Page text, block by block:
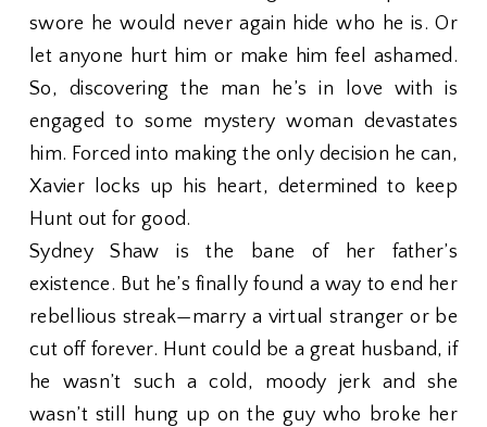
swore he would never again hide who he is. Or
let anyone hurt him or make him feel ashamed.
So, discovering the man he’s in love with is
engaged to some mystery woman devastates
him. Forced into making the only decision he can,
Xavier locks up his heart, determined to keep
Hunt out for good.
Sydney Shaw is the bane of her father’s
existence. But he’s finally found a way to end her
rebellious streak—marry a virtual stranger or be
cut off forever. Hunt could be a great husband, if
he wasn’t such a cold, moody jerk and she
wasn’t still hung up on the guy who broke her